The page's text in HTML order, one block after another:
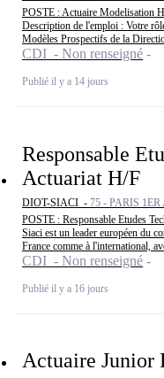
POSTE : Actuaire Modelisation
Description de l'emploi : Votre
Modèles Prospectifs de la
CDI - Non renseigné
Publié il y a 14 jours
Responsable
Actuariat H/F
DIOT-SIACI - 75 - PARIS
POSTE : Responsable Etudes
Siaci est un leader européen du
France comme à l'international,
CDI - Non renseigné
Publié il y a 16 jours
Actuaire Junior